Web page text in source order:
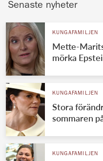
Senaste nyheter
KUNGAFAMILJEN
Mette-
mörka
KUNGAFAMILJEN
Stora
sommaren
KUNGAFAMILJEN